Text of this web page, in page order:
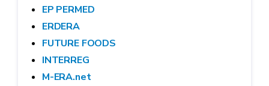
EP PERMED
ERDERA
FUTURE FOODS
INTERREG
M-ERA.net